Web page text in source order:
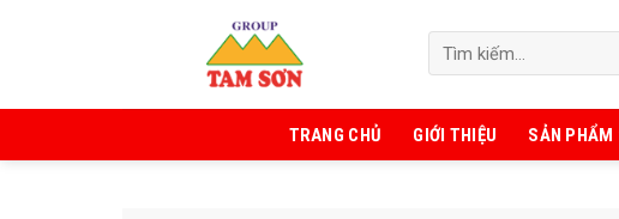
TRANG CHỦ GIỚI THIỆU SẢN PHẨM